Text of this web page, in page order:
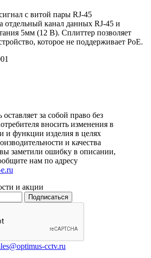
с витой пары RJ-45
отдельный канал данных RJ-45 и
5мм (12 В). Сплиттер позволяет
которое не поддерживает PoE.
за собой право без
вносить изменения в
и функции изделия в целях
и качества
заметили ошибку в описании,
нам по адресу
и акции
Подписаться
cctv.ru